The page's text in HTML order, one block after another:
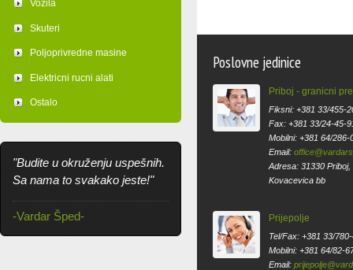
Poslovne jedinice
Priboj - granicni
Fiksni: +381 33/455-
Fax: +381 33/24-45-
Mobilni: +381 64/286-
Email:
Adresa: 31330 Priboj,
Kovacevica bb
Prijepolje
Tel/Fax: +381 33/
Mobilni: +381 64/82-
Email:
Vozila
Skuteri
Poljoprivredne masine
Elektricni rucni alati
Ostalo
"Budite u okruženju uspešnih.
Sa nama to svakako jeste!"
-Vardar Šped-